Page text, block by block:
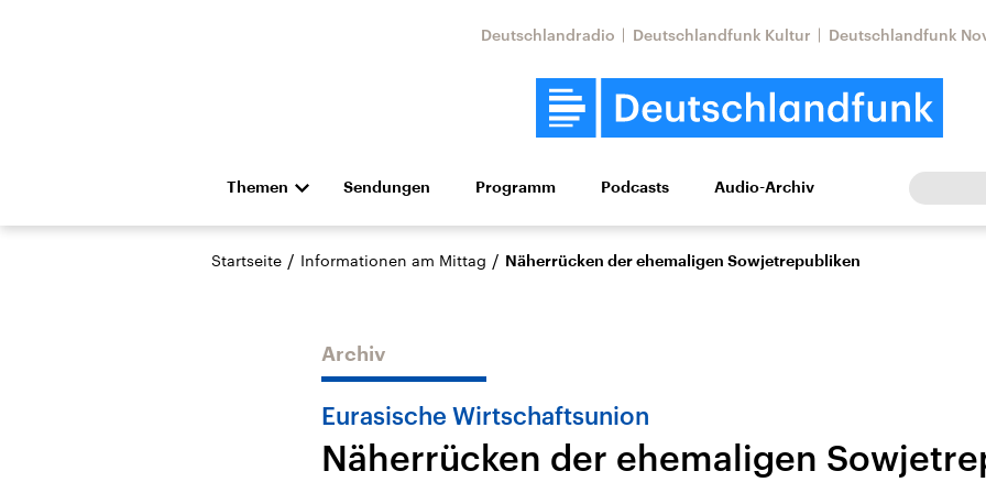
Deutschlandradio Deutschlandfunk Kultur Deutschlandfunk
Themen
Die Nachrichten Politik Wirtschaft Wissen Kultur Europa
Hörspiel und Feature Musik
Landtagswahl Sachsen-
USA
Nahostkonflikt
Aktuelle Lage und
Iran
Aktuelle Lage und
Sendungen Programm Podcasts Audio-Archiv
Startseite / Informationen am Mittag / Näherrücken der ehemaligen Sowjetrepubliken
Archiv
Eurasische Wirtschaftsunion
Näherrücken der ehemaligen